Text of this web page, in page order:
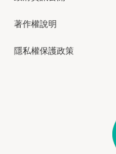
著作權說明
隱私權保護政策